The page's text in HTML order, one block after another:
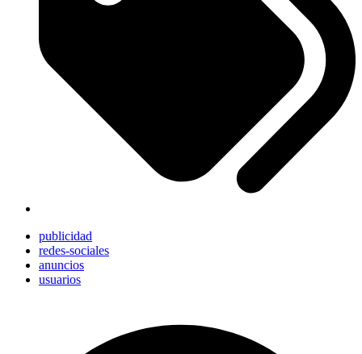
publicidad
redes-sociales
anuncios
usuarios